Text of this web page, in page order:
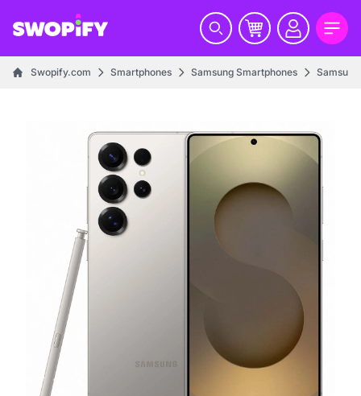
Swopify.com Smartphones Samsung Smartphones